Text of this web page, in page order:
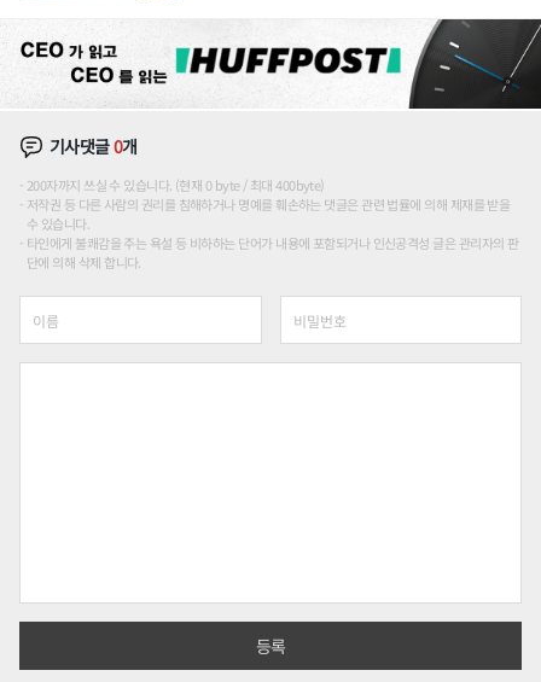
기사댓글0개
200자까지 쓰실 수 있습니다. (현재 0 byte / 최대 400byte)
저작권 등 다른 사람의 권리를 침해하거나 명예를 훼손하는 댓글은 관련 법률에 의해 제재를 받을
수 있습니다.
타인에게 불쾌감을 주는 욕설 등 비하하는 단어가 내용에 포함되거나 인신공격성 글은 관리자의 판
단에 의해 삭제 합니다.